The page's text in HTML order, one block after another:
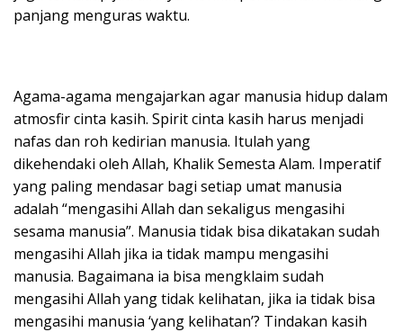
panjang menguras waktu.
Agama-agama mengajarkan agar manusia hidup dalam
atmosfir cinta kasih. Spirit cinta kasih harus menjadi
nafas dan roh kedirian manusia. Itulah yang
dikehendaki oleh Allah, Khalik Semesta Alam. Imperatif
yang paling mendasar bagi setiap umat manusia
adalah “mengasihi Allah dan sekaligus mengasihi
sesama manusia”. Manusia tidak bisa dikatakan sudah
mengasihi Allah jika ia tidak mampu mengasihi
manusia. Bagaimana ia bisa mengklaim sudah
mengasihi Allah yang tidak kelihatan, jika ia tidak bisa
mengasihi manusia ‘yang kelihatan’? Tindakan kasih